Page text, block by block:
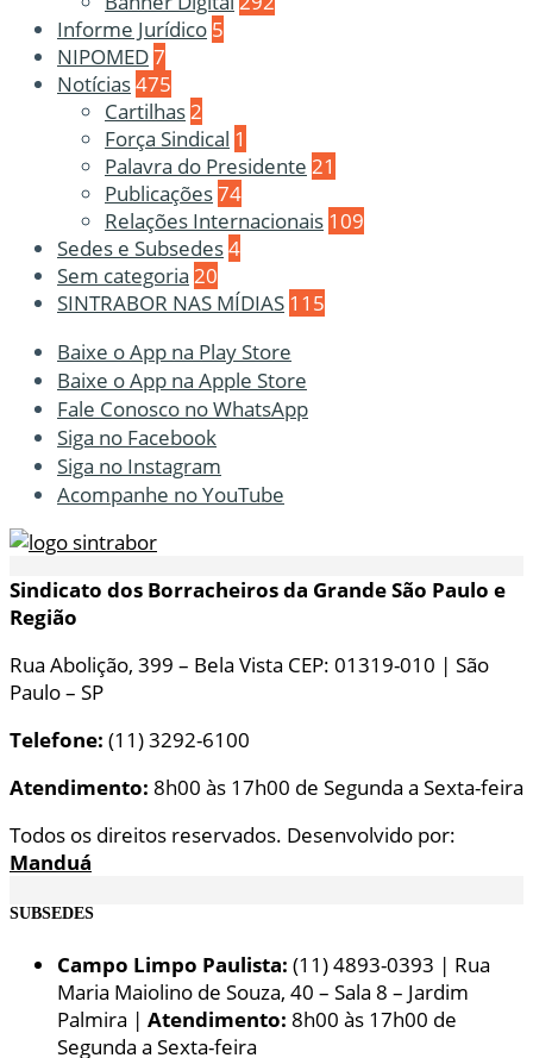
Informe Jurídico 5
NIPOMED7
Notícias475
Cartilhas2
Força Sindical 1
Palavra do Presidente 21
Publicações74
Relações Internacionais 109
Sedes e Subsedes4
Sem categoria 20
SINTRABOR NAS MÍDIAS 115
Baixe o App na Play Store
Baixe o App na Apple Store
Fale Conosco no WhatsApp
Siga no Facebook
Siga no Instagram
Acompanhe no YouTube
Sindicato dos Borracheiros da Grande São Paulo e
Região
Rua Abolição, 399 – Bela Vista CEP: 01319-010 | São
Paulo – SP
Telefone: (11) 3292-6100
Atendimento: 8h00 às 17h00 de Segunda a Sexta-feira
Todos os direitos reservados. Desenvolvido por:
Manduá
SUBSEDES
Campo Limpo Paulista: (11) 4893-0393 | Rua
Maria Maiolino de Souza, 40 – Sala 8 – Jardim
Palmira | Atendimento: 8h00 às 17h00 de
Segunda a Sexta-feira